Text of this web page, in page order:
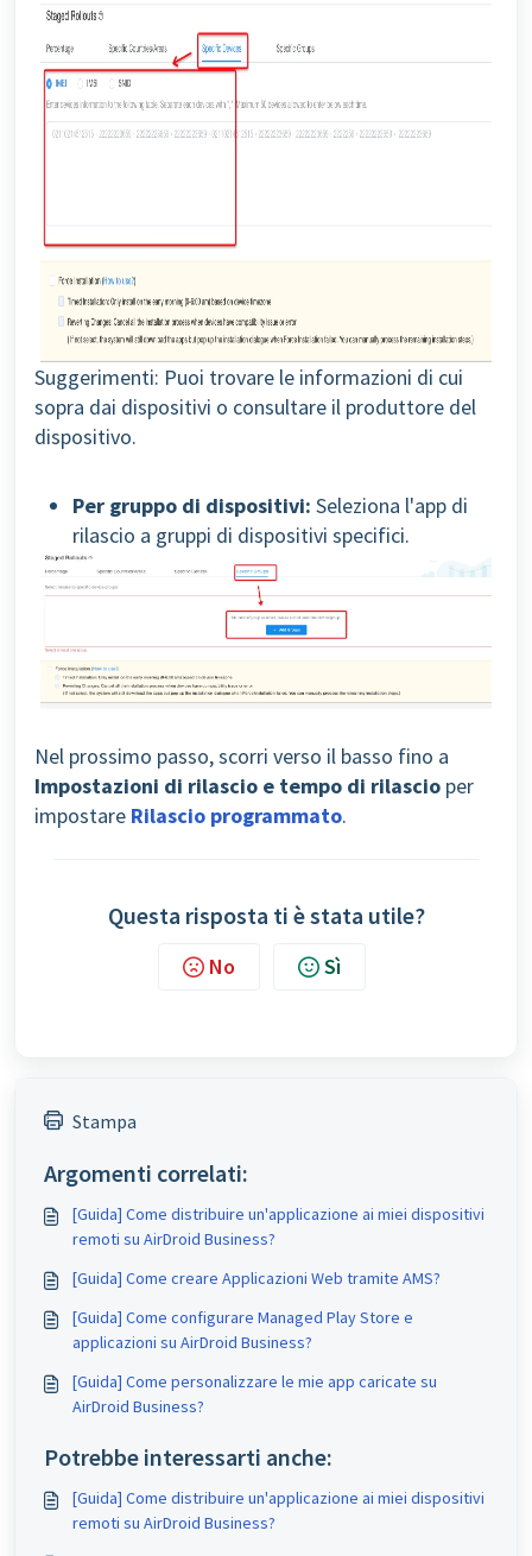
Suggerimenti: Puoi trovare le informazioni di cui
sopra dai dispositivi o consultare il produttore del
dispositivo.
Per gruppo di dispositivi: Seleziona l'app di
rilascio a gruppi di dispositivi specifici.
Nel prossimo passo, scorri verso il basso fino a
Impostazioni di rilascio e tempo di rilascio per
impostare Rilascio programmato.
Questa risposta ti è stata utile?
No Sì
Stampa
Argomenti correlati:
[Guida] Come distribuire un'applicazione ai miei dispositivi
remoti su AirDroid Business?
[Guida] Come creare Applicazioni Web tramite AMS?
[Guida] Come configurare Managed Play Store e
applicazioni su AirDroid Business?
[Guida] Come personalizzare le mie app caricate su
AirDroid Business?
Potrebbe interessarti anche:
[Guida] Come distribuire un'applicazione ai miei dispositivi
remoti su AirDroid Business?